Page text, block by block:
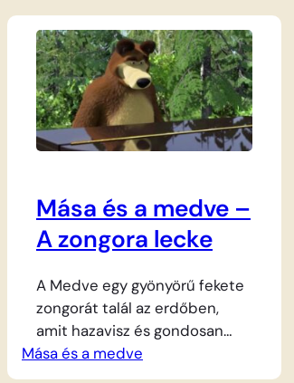
Mása és a medve –
A zongora lecke
A Medve egy gyönyörű fekete
zongorát talál az erdőben,
amit hazavisz és gondosan
behangol, hogy hódolhasson a
zene iránti szenvedélyének. A
Mása és a medve